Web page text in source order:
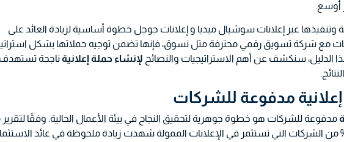
أوسع.
وتنفيذها عبر إعلانات سوشيال ميديا و إعلانات جوجل خطوة أساسية لزيادة العائد على
مع شركة تسويق رقمي محترفة مثل نسوق، فإنها تضمن توجيه حملاتها بشكل
الدليل، سنكشف عن أهم الاستراتيجيات والنصائح لإنشاء حملة إعلانيةناجحة
مدفوعة للشركات
مدفوعة للشركات هو خطوة جوهرية لتحقيق النجاح في بيئة الأعمال الحالية. وفقًا
2023، فإن 65% من الشركات التي تستثمر في الإعلانات الممولة شهدت زيادة ملحوظة في عائد